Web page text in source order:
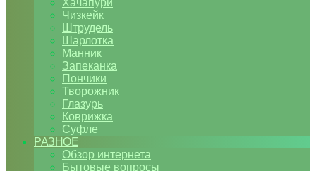
Хачапури
Чизкейк
Штрудель
Шарлотка
Манник
Запеканка
Пончики
Творожник
Глазурь
Коврижка
Суфле
РАЗНОЕ
Обзор интернета
Бытовые вопросы